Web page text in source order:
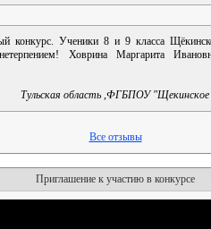
конкурс. Ученики 8 и 9 класса
Ховрина Маргарита
Тульская область ,ФГБПОУ
Все отзывы
Приглашение к участию в конкурсе